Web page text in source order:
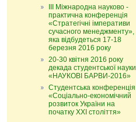
ІІІ Міжнародна науково -
практична конференція
«Стратегічні імперативи
сучасного менеджменту»,
яка відбудеться 17-18
березня 2016 року
20-30 квітня 2016 року
декада студентської науки
«НАУКОВІ БАРВИ-2016»
Студентська конференція
«Соціально-економічний
розвиток України на
початку ХХІ століття»